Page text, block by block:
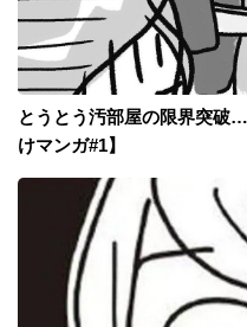
とうとう汚部屋の限界突破
けマンガ#1】